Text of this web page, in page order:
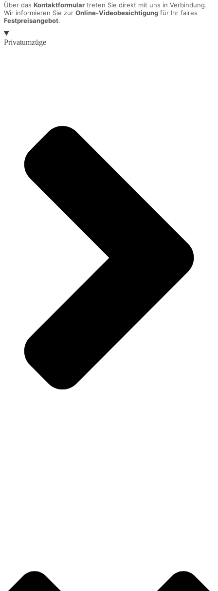
Über das Kontaktformular treten Sie direkt mit uns in Verbindung.
Wir informieren Sie zur Online-Videobesichtigung für Ihr faires
Festpreisangebot.
Privatumzüge